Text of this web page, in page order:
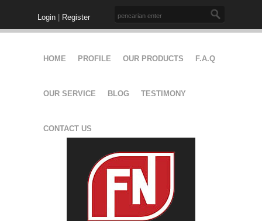
Login Register
HOME PROFILE OUR PRODUCTS F.A.Q
OUR SERVICE BLOG TESTIMONY
CONTACT US